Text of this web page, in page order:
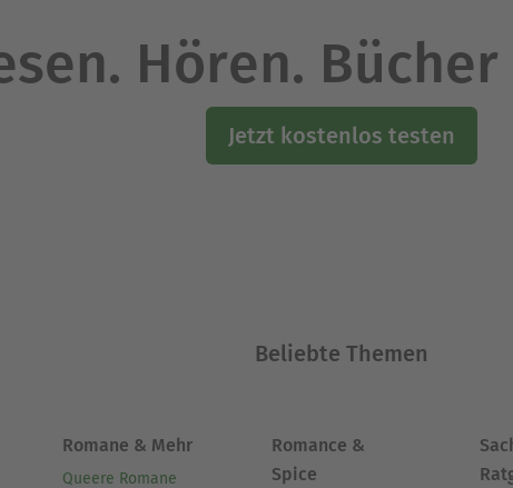
Hören.
Jetzt kostenlos testen
Beliebte Themen
Romane & Mehr
Queere Romane
Romance &
Spice